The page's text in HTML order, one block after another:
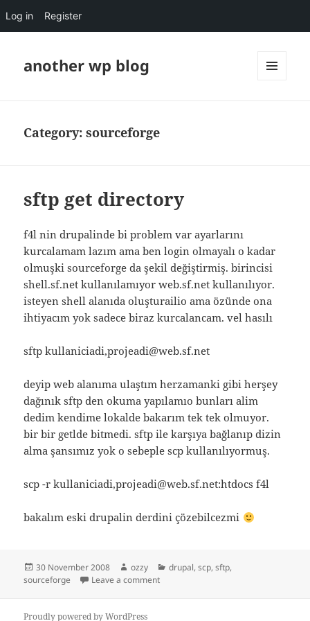
Log in Register
another wp blog
Category:sourceforge
sftp get directory
f4l nin drupalinde bi problem var ayarlarını
kurcalamam lazım ama ben login olmayalı o kadar
olmuşki sourceforge da şekil değiştirmiş. birincisi
shell.sf.net kullanılamıyor web.sf.net kullanılıyor.
isteyen shell alanıda oluşturailio ama özünde ona
ihtiyacım yok sadece biraz kurcalancam. vel hasılı
sftp kullaniciadi,projeadi@web.sf.net
deyip web alanıma ulaştım herzamanki gibi herşey
dağınık sftp den okuma yapılamıo bunları alim
dedim kendime lokalde bakarım tek tek olmuyor.
bir bir getlde bitmedi. sftp ile karşıya bağlanıp dizin
alma şansımız yok o sebeple scp kullanılıyormuş.
scp -r kullaniciadi,projeadi@web.sf.net:htdocs f4l
bakalım eski drupalin derdini çözebilcezmi
Posted
on
30 November 2008 Author
ozzy Categories
drupal,scp,sftp,
sourceforge
Leave a commenton sftp get directory
Proudly powered by WordPress